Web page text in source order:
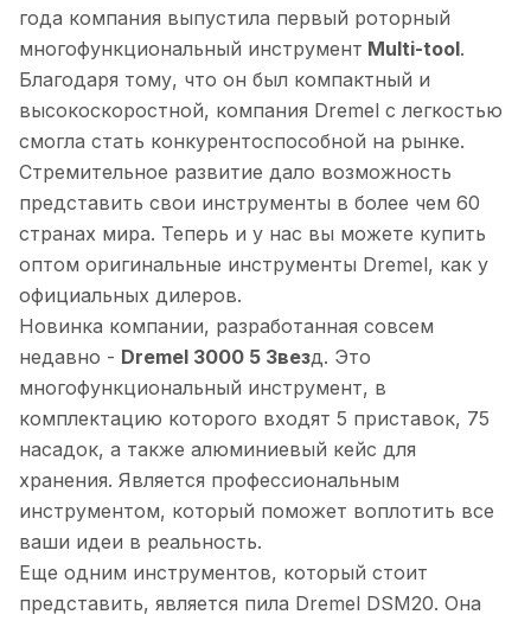
года компания выпустила первый роторный
многофункциональный инструмент Multi-tool.
Благодаря тому, что он был компактный и
высокоскоростной, компания Dremel с легкостью
смогла стать конкурентоспособной на рынке.
Стремительное развитие дало возможность
представить свои инструменты в более чем 60
странах мира. Теперь и у нас вы можете купить
оптом оригинальные инструменты Dremel, как у
официальных дилеров.
Новинка компании, разработанная совсем
недавно - Dremel 3000 5 Звезд. Это
многофункциональный инструмент, в
комплектацию которого входят 5 приставок, 75
насадок, а также алюминиевый кейс для
хранения. Является профессиональным
инструментом, который поможет воплотить все
ваши идеи в реальность.
Еще одним инструментов, который стоит
представить, является пила Dremel DSM20. Она